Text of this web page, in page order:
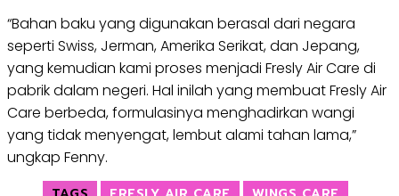
“Bahan baku yang digunakan berasal dari negara
seperti Swiss, Jerman, Amerika Serikat, dan Jepang,
yang kemudian kami proses menjadi Fresly Air Care di
pabrik dalam negeri. Hal inilah yang membuat Fresly Air
Care berbeda, formulasinya menghadirkan wangi
yang tidak menyengat, lembut alami tahan lama,”
ungkap Fenny.